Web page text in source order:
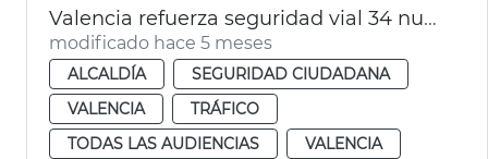
Valencia refuerza seguridad vial 34 nuevos agentes moto Policía Local
modificado hace 5 meses
ALCALDÍA
SEGURIDAD CIUDADANA
VALENCIA
TRÁFICO
TODAS LAS AUDIENCIAS
VALENCIA